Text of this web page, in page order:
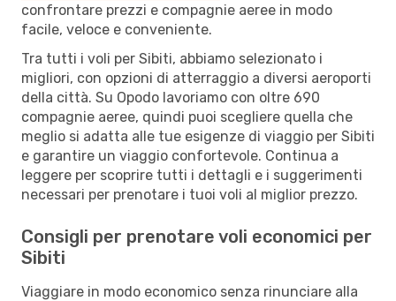
confrontare prezzi e compagnie aeree in modo
facile, veloce e conveniente.
Tra tutti i voli per Sibiti, abbiamo selezionato i
migliori, con opzioni di atterraggio a diversi aeroporti
della città. Su Opodo lavoriamo con oltre 690
compagnie aeree, quindi puoi scegliere quella che
meglio si adatta alle tue esigenze di viaggio per Sibiti
e garantire un viaggio confortevole. Continua a
leggere per scoprire tutti i dettagli e i suggerimenti
necessari per prenotare i tuoi voli al miglior prezzo.
Consigli per prenotare voli economici per
Sibiti
Viaggiare in modo economico senza rinunciare alla